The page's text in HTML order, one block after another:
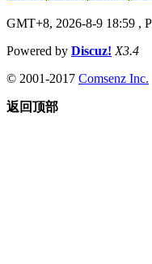
GMT+8, 2026-8-9 18:59 ,
Powered by Discuz! X3.4
© 2001-2017 Comsenz Inc.
返回顶部